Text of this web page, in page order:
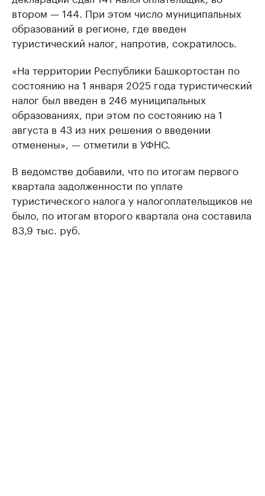
втором — 144. При этом число муниципальных
образований в регионе, где введен
туристический налог, напротив, сократилось.
«На территории Республики Башкортостан по
состоянию на 1 января 2025 года туристический
налог был введен в 246 муниципальных
образованиях, при этом по состоянию на 1
августа в 43 из них решения о введении
отменены», — отметили в УФНС.
В ведомстве добавили, что по итогам первого
квартала задолженности по уплате
туристического налога у налогоплательщиков не
было, по итогам второго квартала она составила
83,9 тыс. руб.